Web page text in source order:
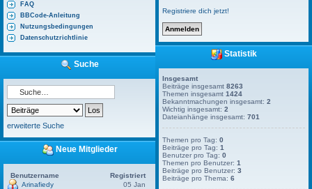
FAQ
BBCode-Anleitung
Nutzungsbedingungen
Datenschutzrichtlinie
Suche
erweiterte Suche
Neue Mitglieder
Benutzername
Registriert
Arinafiedy
05 Jan
Registriere dich jetzt!
Statistik
Insgesamt
Beiträge insgesamt8263
Themen insgesamt1424
Bekanntmachungen insgesamt:2
Wichtig insgesamt:2
Dateianhänge insgesamt:701
Themen pro Tag:0
Beiträge pro Tag:1
Benutzer pro Tag:0
Themen pro Benutzer:1
Beiträge pro Benutzer:3
Beiträge pro Thema:6